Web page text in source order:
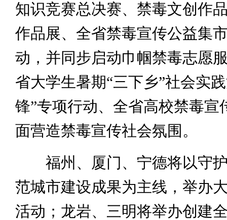
知识竞赛总决赛、禁毒文创作
作品展、全省禁毒宣传公益集
动，并同步启动巾帼禁毒志愿
省大学生暑期“三下乡”社会实
锋”专项行动、全省高校禁毒宣
面营造禁毒宣传社会氛围。
福州、厦门、宁德将以守护
范城市建设成果为主线，举办
活动；龙岩、三明将举办创建